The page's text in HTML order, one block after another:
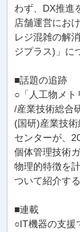
わず、DX推進
店舗運営にお
レジ混雑の解
ジプラス)」に
■話題の追跡
○「人工物メト
/産業技術総合
(国研)産業技
センターが、
個体管理技術
物理的特徴を
ついて紹介する
■連載
○IT機器の支援